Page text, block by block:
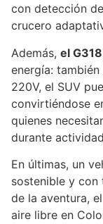
con detección
crucero
Además, el
energía:
220V, el SUV
convirtiéndose
quienes
durante
En últimas, un
sostenible y con
de la aventura,
aire libre en